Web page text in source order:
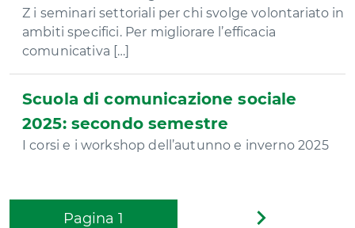
Z i seminari settoriali per chi svolge volontariato in
ambiti specifici. Per migliorare l’efficacia
comunicativa […]
Scuola di comunicazione sociale
2025: secondo semestre
I corsi e i workshop dell’autunno e inverno 2025
Pagina 1